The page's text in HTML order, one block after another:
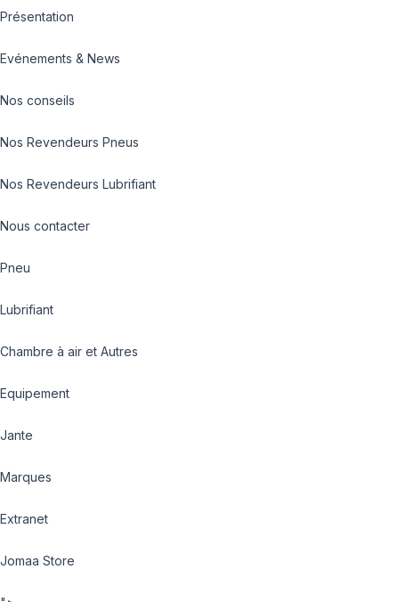
Présentation
Evénements & News
Nos conseils
Nos Revendeurs Pneus
Nos Revendeurs Lubrifiant
Nous contacter
Pneu
Lubrifiant
Chambre à air et Autres
Equipement
Jante
Marques
Extranet
Jomaa Store